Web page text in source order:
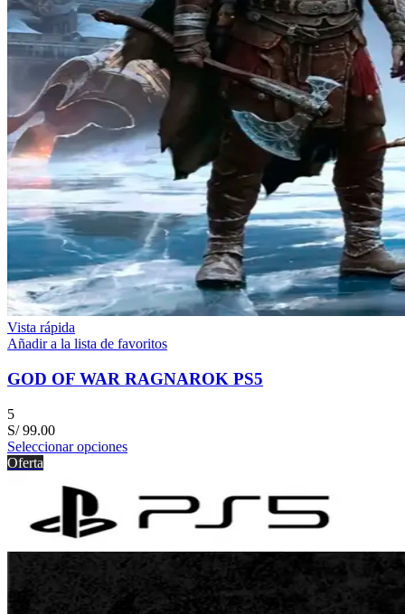
Vista rápida
Añadir a la lista de favoritos
GOD OF WAR RAGNAROK PS5
5
S/99.00
Seleccionar opciones
Oferta